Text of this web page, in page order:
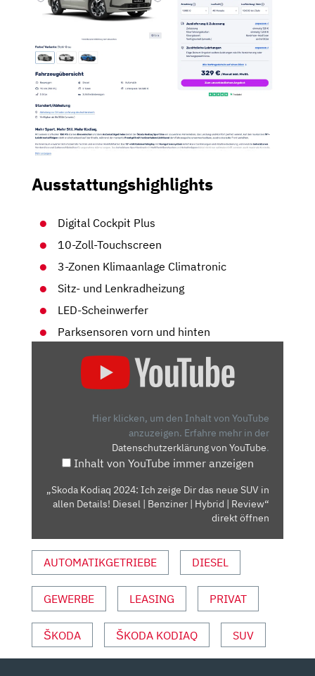
Ausstattungshighlights
Digital Cockpit Plus
10-Zoll-Touchscreen
3-Zonen Klimaanlage Climatronic
Sitz- und Lenkradheizung
LED-Scheinwerfer
Parksensoren vorn und hinten
DIESEL
BENZINER
REVIEW“
Hier klicken, um den Inhalt von YouTube
anzuzeigen. Erfahre mehr in der
Datenschutzerklärung von YouTube.
Inhalt von YouTube immer anzeigen
„Skoda Kodiaq 2024: Ich zeige Dir das neue SUV in
allen Details! Diesel | Benziner | Hybrid | Review“
direkt öffnen
AUTOMATIKGETRIEBE DIESEL
GEWERBE LEASING PRIVAT
ŠKODA ŠKODA KODIAQ SUV